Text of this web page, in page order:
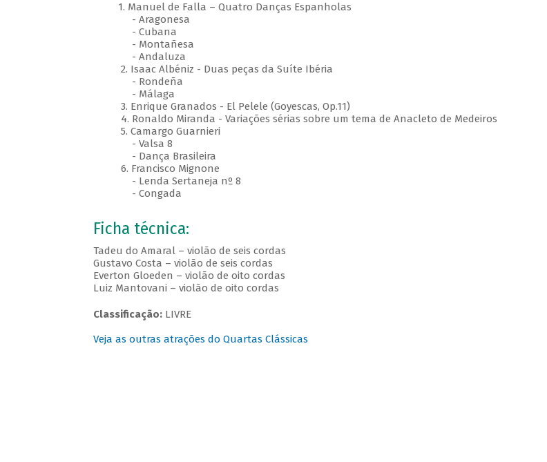
1. Manuel de Falla – Quatro Danças Espanholas
- Aragonesa
- Cubana
- Montañesa
- Andaluza
2. Isaac Albéniz - Duas peças da Suíte Ibéria
- Rondeña
- Málaga
3. Enrique Granados - El Pelele (Goyescas, Op.11)
4. Ronaldo Miranda - Variações sérias sobre um tema de Anacleto de Medeiros
5. Camargo Guarnieri
- Valsa 8
- Dança Brasileira
6. Francisco Mignone
- Lenda Sertaneja nº 8
- Congada
Ficha técnica:
Tadeu do Amaral – violão de seis cordas
Gustavo Costa – violão de seis cordas
Everton Gloeden – violão de oito cordas
Luiz Mantovani – violão de oito cordas
Classificação:LIVRE
Veja as outras atrações do Quartas Clássicas